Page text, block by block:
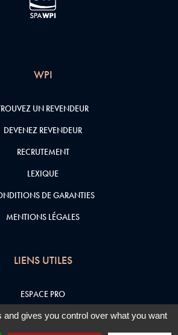
WPI
UN REVENDEUR
DEVENEZ REVENDEUR
RECRUTEMENT
LEXIQUE
DE GARANTIES
MENTIONS LÉGALES
LIENS UTILES
ESPACE PRO
LA BROCHURE
gives you control over what you want